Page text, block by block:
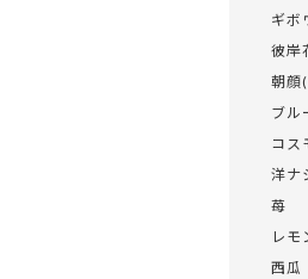
ギボ
彼岸
朝顔
ブル
コス
洋ナ
苺
レモ
西瓜